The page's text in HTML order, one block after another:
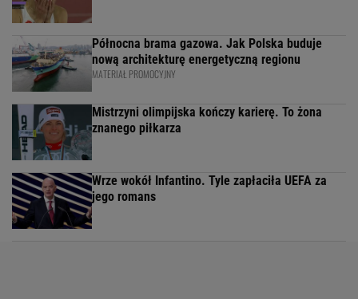
Północna brama gazowa. Jak Polska buduje
nową architekturę energetyczną regionu
MATERIAŁ PROMOCYJNY
Mistrzyni olimpijska kończy karierę. To żona
znanego piłkarza
Wrze wokół Infantino. Tyle zapłaciła UEFA za
jego romans